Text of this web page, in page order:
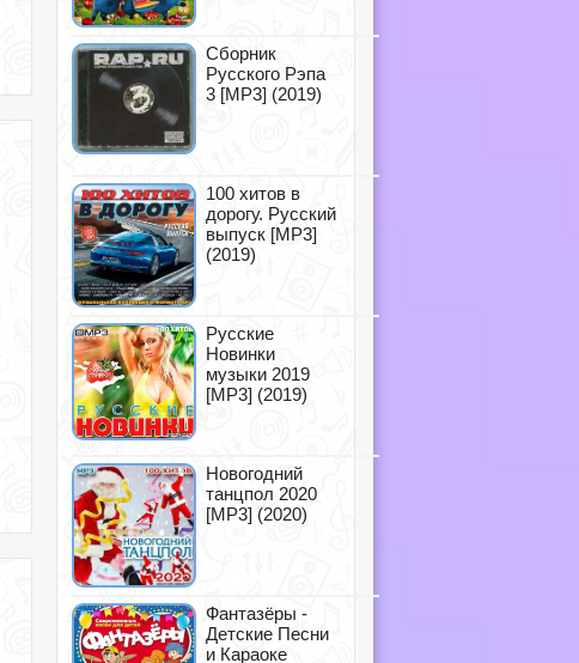
Сборник
Русского Рэпа
3 [MP3] (2019)
100 хитов в
дорогу. Русский
выпуск [MP3]
(2019)
Русские
Новинки
музыки 2019
[MP3] (2019)
Новогодний
танцпол 2020
[MP3] (2020)
Фантазёры -
Детские Песни
и Караоке